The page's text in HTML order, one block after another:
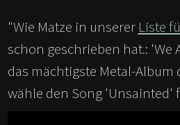
"Wie Matze in unserer Liste
schon geschrieben hat.: 'We
das mächtigste Metal-Album
wähle den Song 'Unsainted'